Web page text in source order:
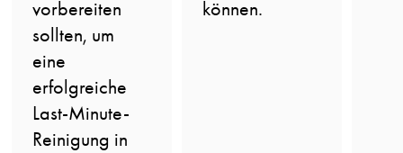
vorbereiten
sollten, um
eine
erfolgreiche
Last-Minute-
Reinigung in
können.